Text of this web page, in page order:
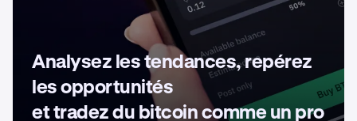
Analysez les tendances, repérez
les opportunités
et tradez du bitcoin comme un pro